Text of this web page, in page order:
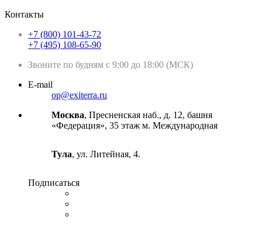
Контакты
+7 (800) 101-43-72
+7 (495) 108-65-90
Звоните по будням с 9:00 до 18:00 (МСК)
E-mail
op@exiterra.ru
Москва, Пресненская наб., д. 12, башня
«Федерация», 35 этаж м. Международная
Тула, ул. Литейная, 4.
Подписаться